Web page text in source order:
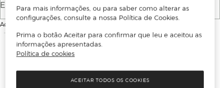
E-mail
Ao continuar, aceitas as
Para mais informações, ou para saber como alterar as
configurações, consulte a nossa Política de Cookies.
Prima o botão Aceitar para confirmar que leu e aceitou as
informações apresentadas.
Política de cookies
ACEITAR TODOS OS COOKIES